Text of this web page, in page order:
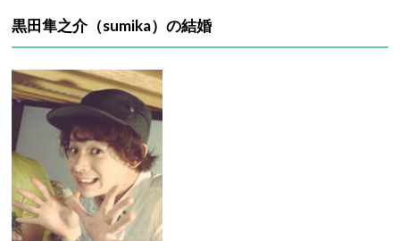
黒田隼之介（sumika）の結婚